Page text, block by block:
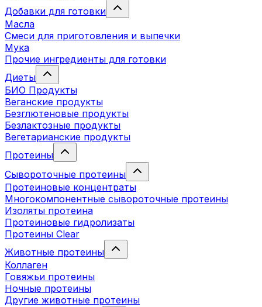
Добавки для готовки
Масла
Смеси для приготовления и выпечки
Мука
Прочие ингредиенты для готовки
Диеты
БИО Продукты
Веганские продукты
Безглютеновые продукты
Безлактозные продукты
Вегетарианские продукты
Протеины
Сывороточные протеины
Протеиновые концентраты
Многокомпонентные сывороточные протеины
Изоляты протеина
Протеиновые гидролизаты
Протеины Clear
Животные протеины
Коллаген
Говяжьи протеины
Ночные протеины
Другие животные протеины